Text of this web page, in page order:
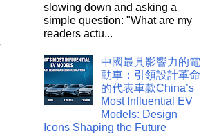
slowing down and asking a
simple question: "What are my
readers actu...
中國最具影響力的電
動車：引領設計革命
的代表車款China’s
Most Influential EV
Models: Design
Icons Shaping the Future